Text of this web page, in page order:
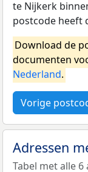
te Nijkerk
postcode heeft
Download de
documenten
Nederland.
Vorige
Adressen
Tabel met alle